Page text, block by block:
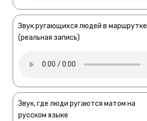
Звук ругающихся людей в маршрутке
(реальная запись)
Звук, где люди ругаются матом на
русском языке